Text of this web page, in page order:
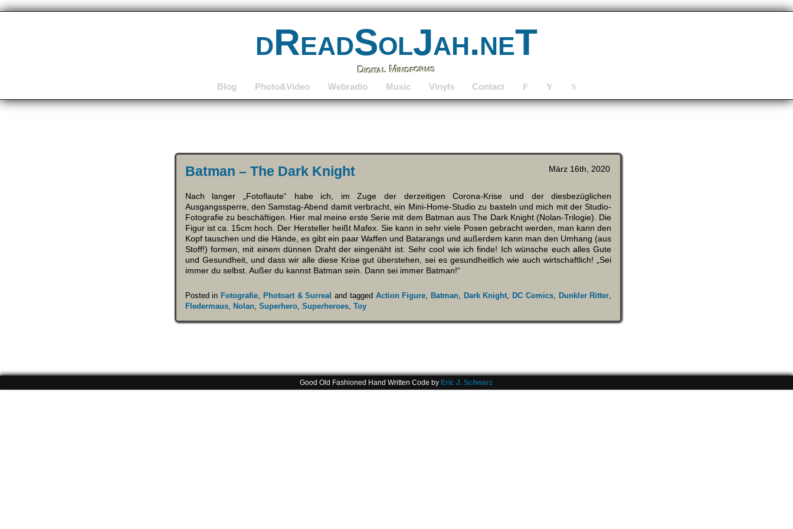
dReadSolJah.neT
Digital Mindforms
Blog Photo&Video Webradio Music Vinyls Contact F Y S
März 16th, 2020
Batman – The Dark Knight
Nach langer „Fotoflaute“ habe ich, im Zuge der derzeitigen Corona-Krise und der diesbezüglichen
Ausgangssperre, den Samstag-Abend damit verbracht, ein Mini-Home-Studio zu basteln und mich mit der Studio-
Fotografie zu beschäftigen. Hier mal meine erste Serie mit dem Batman aus The Dark Knight (Nolan-Trilogie). Die
Figur ist ca. 15cm hoch. Der Hersteller heißt Mafex. Sie kann in sehr viele Posen gebracht werden, man kann den
Kopf tauschen und die Hände, es gibt ein paar Waffen und Batarangs und außerdem kann man den Umhang (aus
Stoff!) formen, mit einem dünnen Draht der eingenäht ist. Sehr cool wie ich finde! Ich wünsche euch alles Gute
und Gesundheit, und dass wir alle diese Krise gut überstehen, sei es gesundheitlich wie auch wirtschaftlich! „Sei
immer du selbst. Außer du kannst Batman sein. Dann sei immer Batman!“
Posted in Fotografie, Photoart & Surreal and tagged Action Figure, Batman, Dark Knight, DC Comics, Dunkler Ritter,
Fledermaus, Nolan, Superhero, Superheroes, Toy
Good Old Fashioned Hand Written Code by Eric J. Schwarz